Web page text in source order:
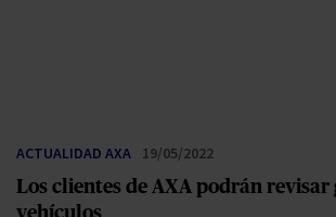
ACTUALIDAD AXA 19/05/2022
Los clientes de AXA podrán revisar
vehículos